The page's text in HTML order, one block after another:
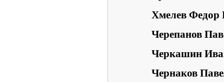
Хмелев Федор
Черепанов
Черкашин
Чернаков